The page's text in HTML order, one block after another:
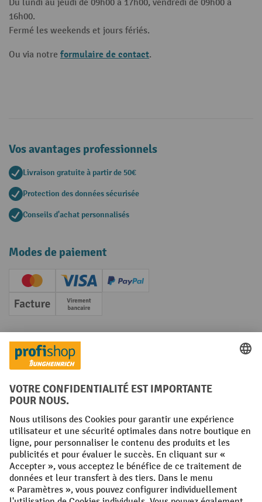
Du lundi au jeudi de 09h00 à 17h00, vendredi de 09h00 à
16h00.
Fermé les weekends et jours fériés.
Ou via notre formulaire de contact.
Vos avantages professionnels
Livraison gratuite à partir de 50€
Protection des données sécurisée
Conseils d'achat personnalisés
Modes de paiement
Creditcard (Master)Creditcard (Visa)
PayPal
Facture Paiement anticipé
Réseaux sociaux
Facebook
YouTube
LinkedInInstagram
Conditions générales Mentions légales
Protection des Données Politique de cookies
All prices excl. VAT plusshipping costsand possible delivery charges,
if not stated otherwise.